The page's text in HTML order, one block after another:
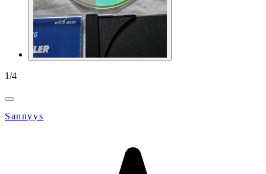
1/4
Sannyys